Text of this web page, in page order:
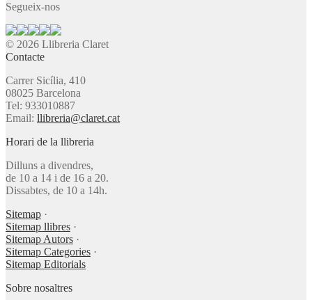
Segueix-nos
© 2026 Llibreria Claret
Contacte
Carrer Sicília, 410
08025 Barcelona
Tel: 933010887
Email: llibreria@claret.cat
Horari de la llibreria
Dilluns a divendres,
de 10 a 14 i de 16 a 20.
Dissabtes, de 10 a 14h.
Sitemap ·
Sitemap llibres ·
Sitemap Autors ·
Sitemap Categories ·
Sitemap Editorials
Sobre nosaltres